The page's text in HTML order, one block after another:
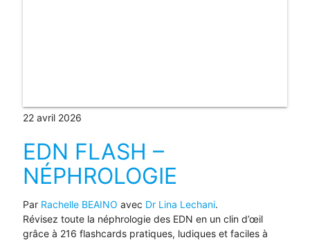
22 avril 2026
EDN FLASH –
NÉPHROLOGIE
Par Rachelle BEAINO avec Dr Lina Lechani.
Révisez toute la néphrologie des EDN en un clin d’œil
grâce à 216 flashcards pratiques, ludiques et faciles à